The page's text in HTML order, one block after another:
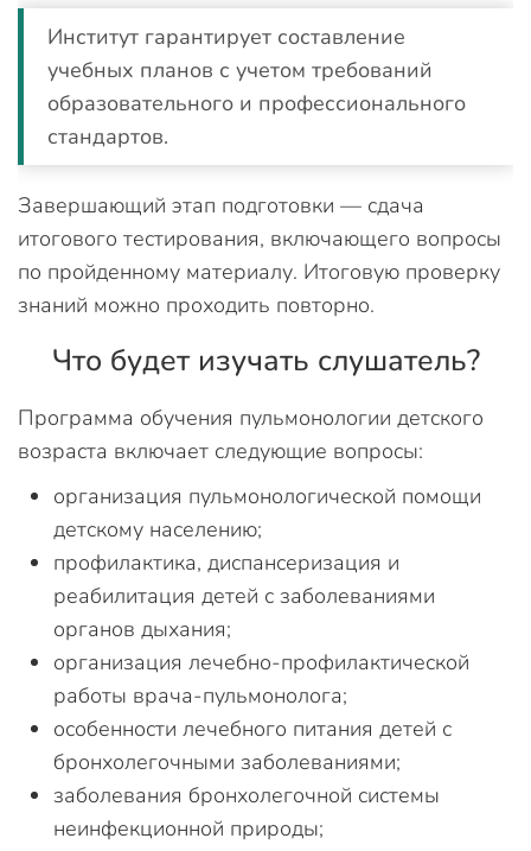
Институт гарантирует составление
учебных планов с учетом требований
образовательного и профессионального
стандартов.
Завершающий этап подготовки — сдача
итогового тестирования, включающего вопросы
по пройденному материалу. Итоговую проверку
знаний можно проходить повторно.
Что будет изучать слушатель?
Программа обучения пульмонологии детского
возраста включает следующие вопросы:
организация пульмонологической помощи
детскому населению;
профилактика, диспансеризация и
реабилитация детей с заболеваниями
органов дыхания;
организация лечебно-профилактической
работы врача-пульмонолога;
особенности лечебного питания детей с
бронхолегочными заболеваниями;
заболевания бронхолегочной системы
неинфекционной природы;